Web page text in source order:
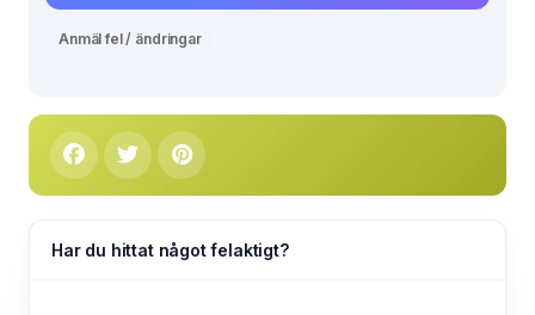
Anmäl fel / ändringar
Har du hittat något felaktigt?